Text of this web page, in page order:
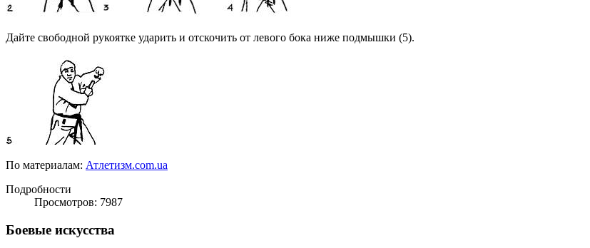
Дайте свободной рукоятке ударить и отскочить от левого бока ниже подмышки (5).
По материалам: Атлетизм.com.ua
Подробности
Просмотров: 7987
Боевые искусства